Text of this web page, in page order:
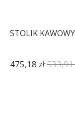
STOLIK
475,18 zł533,91